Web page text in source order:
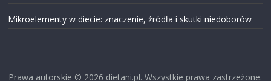
Mikroelementy w diecie: znaczenie, źródła i skutki niedoborów
Prawa autorskie © 2026 dietani.pl. Wszystkie prawa zastrzeżone.